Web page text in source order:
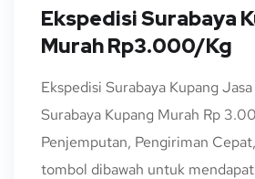
Ekspedisi Surabaya
Murah Rp3.000/Kg
Ekspedisi Surabaya Kupang
Surabaya Kupang Murah Rp
Penjemputan, Pengiriman
tombol dibawah untuk